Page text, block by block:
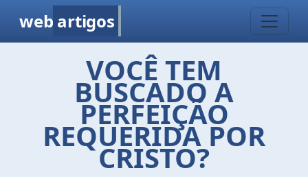
web artigos
VOCÊ TEM
BUSCADO A
PERFEIÇÃO
REQUERIDA POR
CRISTO?